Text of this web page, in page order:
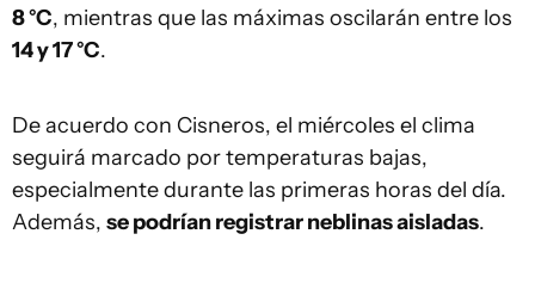
8 °C, mientras que las máximas oscilarán entre los
14 y 17 °C.
De acuerdo con Cisneros, el miércoles el clima
seguirá marcado por temperaturas bajas,
especialmente durante las primeras horas del día.
Además, se podrían registrar neblinas aisladas.